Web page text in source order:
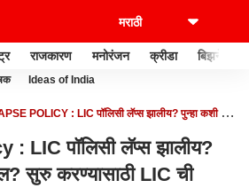
राजकारण मनोरंजन क्रीडा बिझनेस
Ideas of India
POLICY : LIC पॉलिसी लॅप्स झालीय? पुन्हा कशी सुरु
LIC पॉलिसी लॅप्स झालीय?
सुरु करण्यासाठी LIC ची